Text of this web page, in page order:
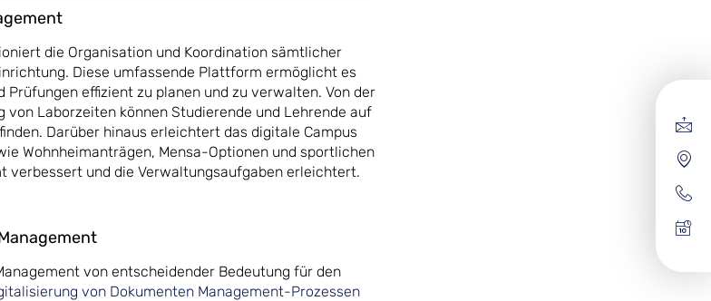
die Organisation und Koordination sämtlicher
Diese umfassende Plattform ermöglicht es
effizient zu planen und zu verwalten. Von der
Laborzeiten können Studierende und Lehrende auf
Darüber hinaus erleichtert das digitale Campus
Wohnheimanträgen, Mensa-Optionen und sportlichen
und die Verwaltungsaufgaben erleichtert.
von entscheidender Bedeutung für den
von Dokumenten Management-Prozessen